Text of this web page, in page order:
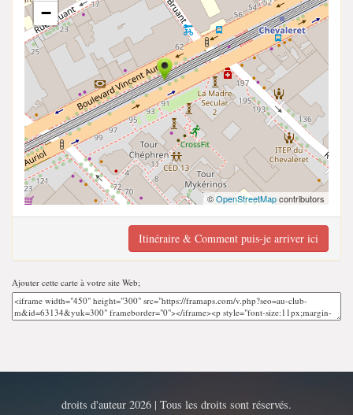
−
©OpenStreetMapcontributors
Itinéraire & Comment puis-je arriver ici
Ajouter cette carte à votre site Web;
droits d'auteur 2026 | Tous les droits sont réservés.